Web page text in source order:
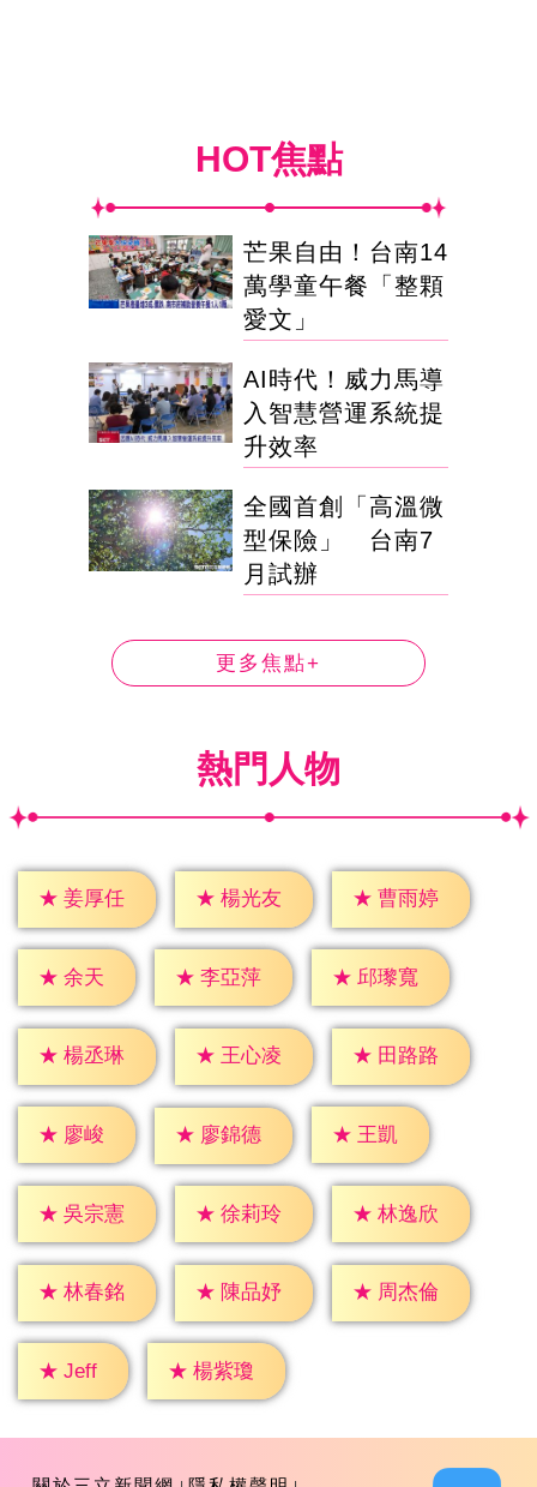
HOT焦點
芒果自由！台南14
萬學童午餐「整顆
愛文」
AI時代！威力馬導
入智慧營運系統提
升效率
全國首創「高溫微
型保險」 台南7
月試辦
更多焦點+
熱門人物
★ 姜厚任 ★ 楊光友 ★ 曹雨婷
★ 余天 ★ 李亞萍 ★ 邱瓈寬
★ 楊丞琳 ★ 王心凌 ★ 田路路
★ 廖峻 ★ 廖錦德 ★ 王凱
★ 吳宗憲 ★ 徐莉玲 ★ 林逸欣
★ 林春銘 ★ 陳品妤 ★ 周杰倫
★ Jeff ★ 楊紫瓊